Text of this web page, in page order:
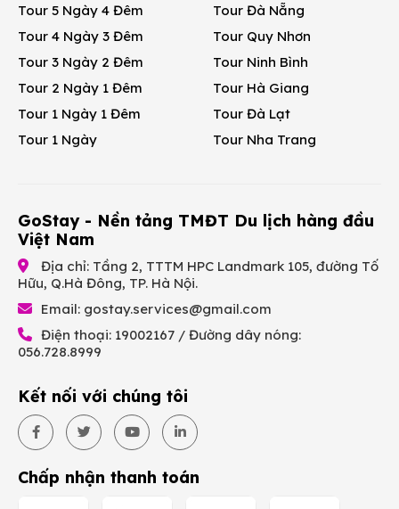
Tour 5 Ngày 4 Đêm
Tour 4 Ngày 3 Đêm
Tour 3 Ngày 2 Đêm
Tour 2 Ngày 1 Đêm
Tour 1 Ngày 1 Đêm
Tour 1 Ngày
Tour Đà Nẵng
Tour Quy Nhơn
Tour Ninh Bình
Tour Hà Giang
Tour Đà Lạt
Tour Nha Trang
GoStay - Nền tảng TMĐT Du lịch hàng đầu
Việt Nam
Địa chỉ: Tầng 2, TTTM HPC Landmark 105, đường Tố
Hữu, Q.Hà Đông, TP. Hà Nội.
Email: gostay.services@gmail.com
Điện thoại: 19002167 / Đường dây nóng:
056.728.8999
Kết nối với chúng tôi
Chấp nhận thanh toán